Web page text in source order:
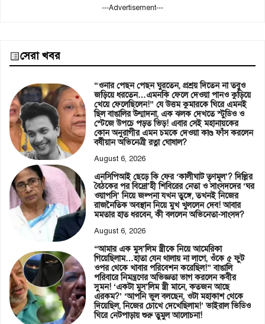
---Advertisement---
সেরা খবর
“ওনার পেছন পেছন ঘুরতেন, প্রশ্রয় দিতেন না তবুও
জড়িয়ে ধরতেন…এমনকি ফেলে দেওয়া পানও কুড়িয়ে
খেয়ে ফেলেছিলেন!” যে উত্তম কুমারকে ঘিরে এমনই
ছিল বাঙালির উন্মাদনা, এক ঝলক দেখতে স্টুডিও ও
স্টেজে উপচে পড়ত ভিড়! এবার সেই মহানায়কের
কোন অনুরাগীর এমন চমকে দেওয়া কাণ্ড ফাঁস করলেন
বর্ষীয়ান অভিনেত্রী রত্না ঘোষাল?
August 6, 2026
এনসিপিআই ছেড়ে কি ফের ‘কালীঘাট তৃণমূল’? দিল্লির
বৈঠকের পর বিদ্রো’হী শিবিরের নেতা ও সাংসদদের ‘ঘর
ওয়াপসি’ নিয়ে জল্পনা যখন তুঙ্গে, তখনই নিজের
রাজনৈতিক অবস্থান নিয়ে মুখ খুললেন দেব! আবার
মমতার হাত ধরবেন, কী বললেন অভিনেতা-সাংসদ?
August 6, 2026
“আমার এক মুস’লিম স্ত্রীকে নিয়ে আমেরিকা
গিয়েছিলাম…হাতা যেন থালায় না লাগে, ওঁকে ৫ ফুট
ওপর থেকে খাবার পরিবেশন করেছিল!” বাঙালি
পরিবারে নিমন্ত্রণের অভিজ্ঞতা ভাগ করলেন কবীর
সুমন! ‘একটা মুস’লিম স্ত্রী মানে, কতজন আছে
এরকম?’ ‘আপনি ভুল বলছেন, ওটা মহাকাশ থেকে
দিয়েছিল, নিজের চোখে দেখেছিলাম!’ ভাইরাল ভিডিও
ঘিরে নেটপাড়ায় শুরু তুমুল আলোচনা!